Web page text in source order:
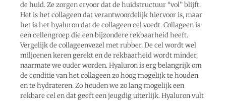
de huid. Ze zorgen ervoor dat de huidstructuur “vol” blijft.
Het is het collageen dat verantwoordelijk hiervoor is, maar
het is het hyaluron dat de collageen cel voedt. Collageen is
een cellengroep die een bijzondere rekbaarheid heeft.
Vergelijk de collageenvezel met rubber. De cel wordt wel
miljoenen keren gerekt en de rekbaarheid wordt minder,
naarmate we ouder worden. Hyaluron is erg belangrijk om
de conditie van het collageen zo hoog mogelijk te houden
en te hydrateren. Zo houden we zo lang mogelijk een
rekbare cel en dat geeft een jeugdig uiterlijk. Hyaluron vult